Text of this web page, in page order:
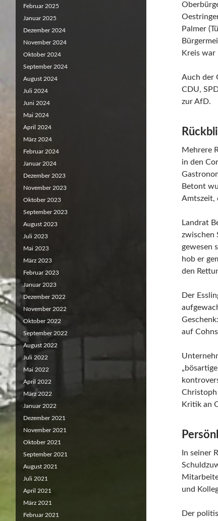
Palmer
Kreis war
Auch der
CDU,
zur AfD.
Mehrere
in den
Betont
Amtszeit,
Landrat
zwischen
gewesen
hob er
den
Der
auf
Kritik an
In seiner
und
Der
Februar 2025
Januar 2025
Dezember 2024
November 2024
Oktober 2024
September 2024
August 2024
Juli 2024
Juni 2024
Mai 2024
April 2024
März 2024
Februar 2024
Januar 2024
Dezember 2023
November 2023
Oktober 2023
September 2023
August 2023
Juli 2023
Mai 2023
März 2023
Februar 2023
Januar 2023
Dezember 2022
November 2022
Oktober 2022
September 2022
August 2022
Juli 2022
Mai 2022
April 2022
März 2022
Januar 2022
Dezember 2021
November 2021
Oktober 2021
September 2021
August 2021
Juli 2021
April 2021
März 2021
Februar 2021